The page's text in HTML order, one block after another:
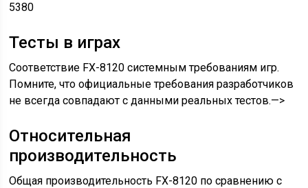
5380
Тесты в играх
Соответствие FX-8120 системным требованиям игр.
Помните, что официальные требования разработчиков
не всегда совпадают с данными реальных тестов.—>
Относительная
производительность
Общая производительность FX-8120 по сравнению с